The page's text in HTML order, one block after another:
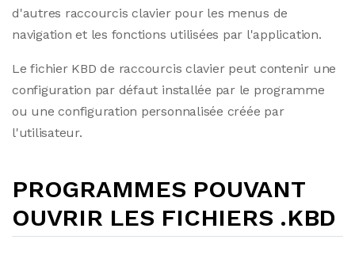
d'autres raccourcis clavier pour les menus de
navigation et les fonctions utilisées par l'application.
Le fichier KBD de raccourcis clavier peut contenir une
configuration par défaut installée par le programme
ou une configuration personnalisée créée par
l'utilisateur.
PROGRAMMES POUVANT
OUVRIR LES FICHIERS .KBD